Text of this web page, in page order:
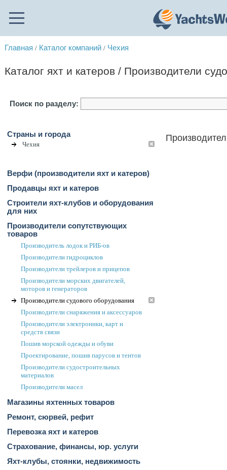
Главная / Каталог компаний / Чехия
Каталог яхт и катеров / Производители
Поиск по разделу:
Страны и города
Чехия
Верфи (производители яхт и катеров)
Продавцы яхт и катеров
Строители яхт-клубов и оборудования
для них
Производители сопутствующих
товаров
Производитель лодок и РИБ-ов
Производители гидроциклов
Производители трейлеров и прицепов
Производители морских двигателей,
моторов и генераторов
Производители судового оборудования
Производители снаряжения и аксессуаров
Производители электроники, карт и
средств связи
Пошив морской одежды и обуви
Проектирование, пошив парусов и тентов
Производители судостроительных
материалов
Производители масел
Магазины яхтенных товаров
Ремонт, сюрвей, рефит
Перевозка яхт и катеров
Страхование, финансы, юр. услуги
Яхт-клубы, стоянки, недвижимость